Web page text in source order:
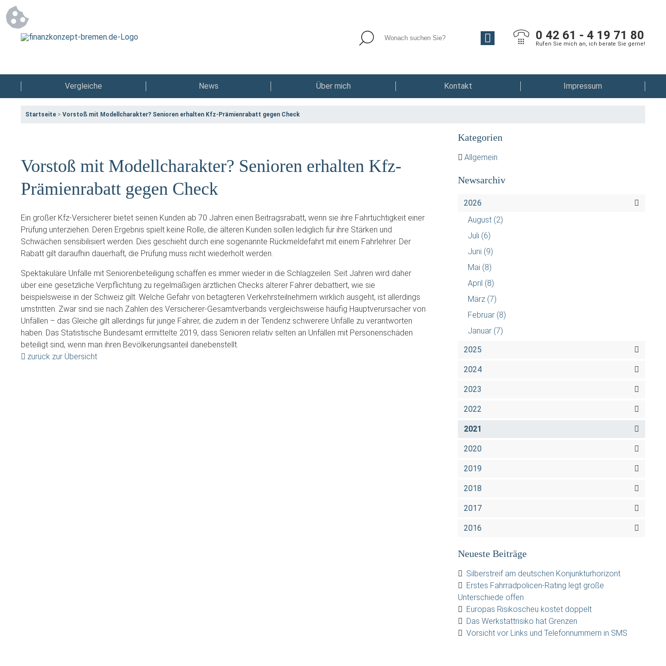
0 42 61 - 4 19 71 80
Rufen Sie mich an, ich berate Sie gerne!
Vergleiche News Über mich Kontakt Impressum
Startseite > Vorstoß mit Modellcharakter? Senioren erhalten Kfz-Prämienrabatt gegen Check
Vorstoß mit Modellcharakter? Senioren erhalten Kfz-
Prämienrabatt gegen Check
Ein großer Kfz-Versicherer bietet seinen Kunden ab 70 Jahren einen Beitragsrabatt, wenn sie ihre Fahrtüchtigkeit einer
Prüfung unterziehen. Deren Ergebnis spielt keine Rolle, die älteren Kunden sollen lediglich für ihre Stärken und
Schwächen sensibilisiert werden. Dies geschieht durch eine sogenannte Rückmeldefahrt mit einem Fahrlehrer. Der
Rabatt gilt daraufhin dauerhaft, die Prüfung muss nicht wiederholt werden.
Spektakuläre Unfälle mit Seniorenbeteiligung schaffen es immer wieder in die Schlagzeilen. Seit Jahren wird daher
über eine gesetzliche Verpflichtung zu regelmäßigen ärztlichen Checks älterer Fahrer debattiert, wie sie
beispielsweise in der Schweiz gilt. Welche Gefahr von betagteren Verkehrsteilnehmern wirklich ausgeht, ist allerdings
umstritten. Zwar sind sie nach Zahlen des Versicherer-Gesamtverbands vergleichsweise häufig Hauptverursacher von
Unfällen – das Gleiche gilt allerdings für junge Fahrer, die zudem in der Tendenz schwerere Unfälle zu verantworten
haben. Das Statistische Bundesamt ermittelte 2019, dass Senioren relativ selten an Unfällen mit Personenschäden
beteiligt sind, wenn man ihren Bevölkerungsanteil danebenstellt.
zurück zur Übersicht
Kategorien
Allgemein
Newsarchiv
2026
August (2)
Juli (6)
Juni (9)
Mai (8)
April (8)
März (7)
Februar (8)
Januar (7)
2025
2024
2023
2022
2021
2020
2019
2018
2017
2016
Neueste Beiträge
Silberstreif am deutschen Konjunkturhorizont
Erstes Fahrradpolicen-Rating legt große
Unterschiede offen
Europas Risikoscheu kostet doppelt
Das Werkstattrisiko hat Grenzen
Vorsicht vor Links und Telefonnummern in SMS